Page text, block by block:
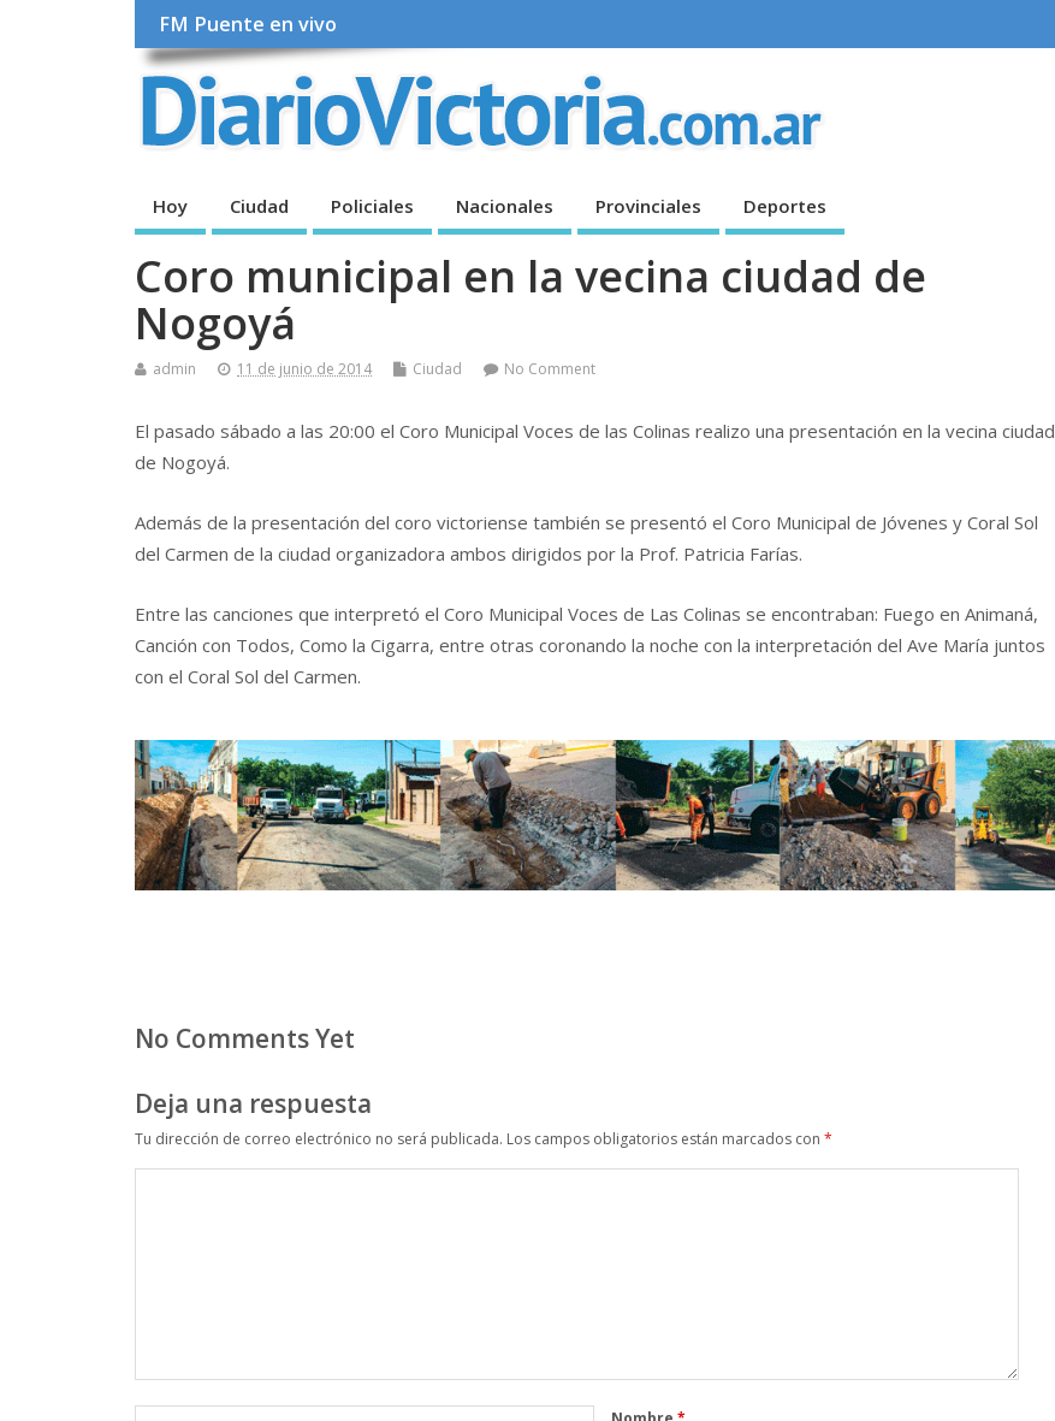
FM Puente en vivo
Hoy Ciudad Policiales Nacionales Provinciales Deportes
Coro municipal en la vecina ciudad de
Nogoyá
admin 11 de junio de 2014 Ciudad No Comment
El pasado sábado a las 20:00 el Coro Municipal Voces de las Colinas realizo una presentación en la vecina ciudad
de Nogoyá.
Además de la presentación del coro victoriense también se presentó el Coro Municipal de Jóvenes y Coral Sol
del Carmen de la ciudad organizadora ambos dirigidos por la Prof. Patricia Farías.
Entre las canciones que interpretó el Coro Municipal Voces de Las Colinas se encontraban: Fuego en Animaná,
Canción con Todos, Como la Cigarra, entre otras coronando la noche con la interpretación del Ave María juntos
con el Coral Sol del Carmen.
No Comments Yet
Deja una respuesta
Tu dirección de correo electrónico no será publicada. Los campos obligatorios están marcados con *